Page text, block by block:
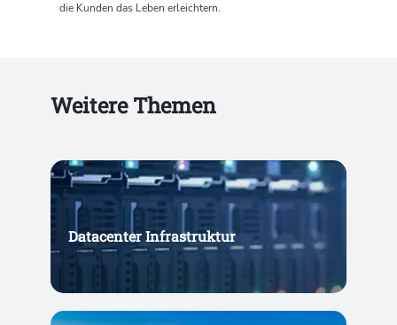
die Kunden das Leben erleichtern.
Weitere Themen
Datacenter Infrastruktur